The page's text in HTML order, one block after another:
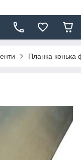
Планка конька